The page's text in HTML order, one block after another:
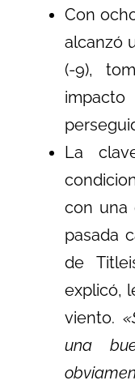
Con
alcanzó
(-9),
La
con una
pasada
de
explicó,
viento.
una